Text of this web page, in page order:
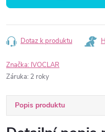
Dotaz k produktu
Značka: IVOCLAR
Záruka: 2 roky
Popis produktu